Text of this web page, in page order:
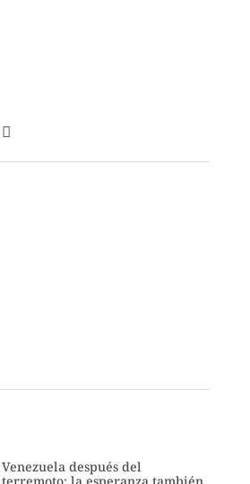
Venezuela después del